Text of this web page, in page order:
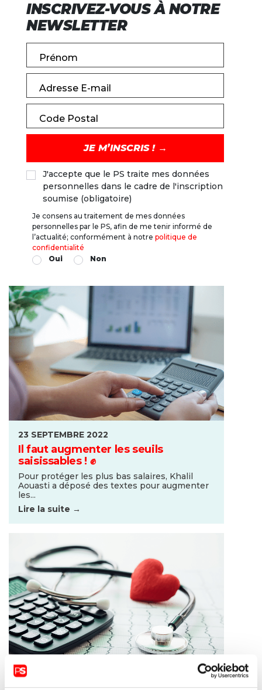
INSCRIVEZ-VOUS À NOTRE
NEWSLETTER
Prénom
Adresse E-mail
Code Postal
J'accepte que le PS traite mes données
personnelles dans le cadre de l'inscription
soumise (obligatoire)
Je consens au traitement de mes données
personnelles par le PS, afin de me tenir informé de
l’actualité; conformément à notre politique de
confidentialité
Oui
Non
23 SEPTEMBRE 2022
Il faut augmenter les seuils
saisissables ! ✊
Pour protéger les plus bas salaires, Khalil
Aouasti a déposé des textes pour augmenter
les...
Lire la suite →